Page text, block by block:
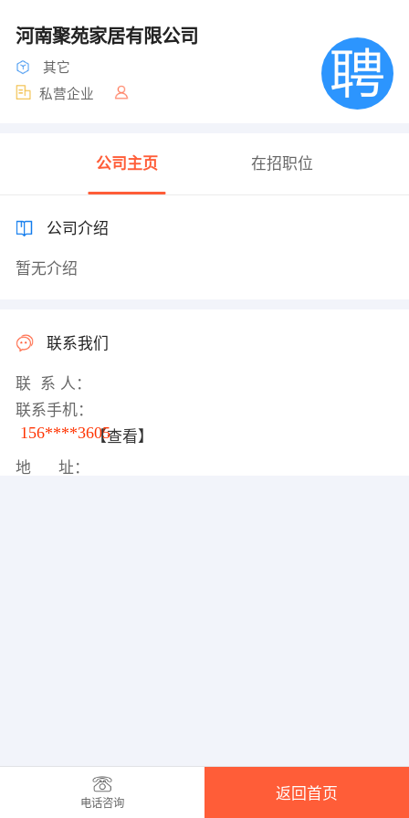
河南聚苑家居有限公司
其它
私营企业
公司主页 在招职位
公司介绍
暂无介绍
联系我们
联 系 人：
联系手机：
156****3605【查看】
地 址：
电话咨询
返回首页